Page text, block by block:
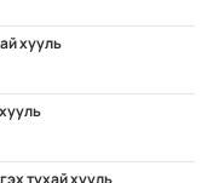
хууль